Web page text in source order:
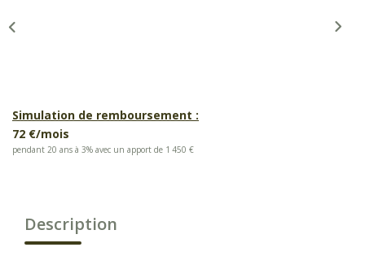
Simulation de remboursement :
72 €/mois
pendant 20 ans à 3% avec un apport de 1 450 €
Description